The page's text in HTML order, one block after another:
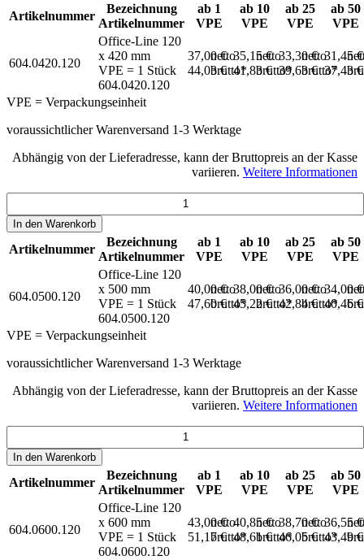
Artikelnummer
Bezeichnung
Artikelnummer
ab 1
VPE
ab 10
VPE
ab 25
VPE
ab 50
VPE
604.0420.120
Office-Line 120
x 420 mm
VPE = 1 Stück
604.0420.120
37,00 €
netto
44,03 €
brutto*
35,15 €
netto
41,83 €
brutto*
33,30 €
netto
39,63 €
brutto*
31,45
37,43
VPE = Verpackungseinheit
voraussichtlicher Warenversand 1-3 Werktage
Abhängig von der Lieferadresse, kann der Bruttopreis an der Kasse
variieren. Weitere Informationen
In den Warenkorb
Artikelnummer
Bezeichnung
Artikelnummer
ab 1
VPE
ab 10
VPE
ab 25
VPE
ab 50
VPE
604.0500.120
Office-Line 120
x 500 mm
VPE = 1 Stück
604.0500.120
40,00 €
netto
47,60 €
brutto*
38,00 €
netto
45,22 €brutto*
36,00 €
netto
42,84 €
brutto*
34,00
40,46
VPE = Verpackungseinheit
voraussichtlicher Warenversand 1-3 Werktage
Abhängig von der Lieferadresse, kann der Bruttopreis an der Kasse
variieren. Weitere Informationen
In den Warenkorb
Artikelnummer
Bezeichnung
Artikelnummer
ab 1
VPE
ab 10
VPE
ab 25
VPE
ab 50
VPE
604.0600.120
Office-Line 120
x 600 mm
VPE = 1 Stück
604.0600.120
43,00 €
netto
51,17 €brutto*
40,85 €
netto
48,61 €
brutto*
38,70 €
netto
46,05 €
brutto*
36,55
43,49